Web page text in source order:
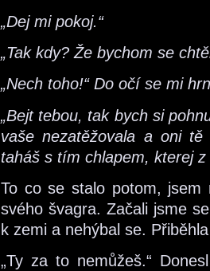
„Dej mi pokoj.“
„Tak kdy? Že bychom se
„Nech toho!“ Do očí se mi
„Bejt tebou, tak bych si
vaše nezatěžovala a oni
taháš s tím chlapem, kterej
To co se stalo potom, jsem
svého švagra. Začali jsme
k zemi a nehýbal se.
„Ty za to nemůžeš.“